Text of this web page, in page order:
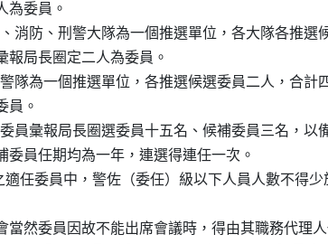
人為委員。
安、消防、刑警大隊為一個推選單位，各大隊各推選
彙報局長圈定二人為委員。
女警隊為一個推選單位，各推選候選委員二人，合
員。
選委員彙報局長圈選委員十五名、候補委員三名，
候補委員任期均為一年，連選得連任一次。
之適任委員中，警佐（委任）級以下人員人數不得
會當然委員因故不能出席會議時，得由其職務代理